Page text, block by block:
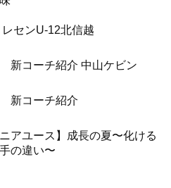
センU-12北信越
新コーチ紹介 中山ケビン
新コーチ紹介
アユース】成長の夏〜化ける
の違い〜